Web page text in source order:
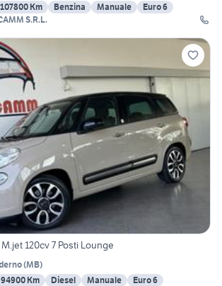
107800 Km Benzina Manuale
Euro 6
S.R.L.
120cv 7 Posti Lounge
(MB)
94900 Km Diesel Manuale
Euro 6